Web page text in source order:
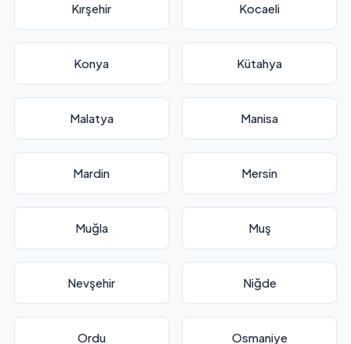
Kırşehir Kocaeli
Konya Kütahya
Malatya Manisa
Mardin Mersin
Muğla Muş
Nevşehir Niğde
Ordu Osmaniye